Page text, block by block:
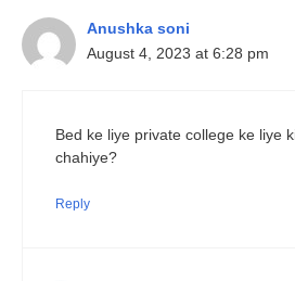
Anushka soni
August 4, 2023 at 6:28 pm
Bed ke liye private college ke liye
chahiye?
Reply